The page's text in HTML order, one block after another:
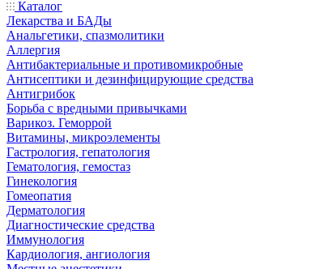
Каталог
Лекарства и БАДы
Анальгетики, спазмолитики
Аллергия
Антибактериальные и противомикробные
Антисептики и дезинфицирующие средства
Антигрибок
Борьба с вредными привычками
Варикоз. Геморрой
Витамины, микроэлементы
Гастрология, гепатология
Гематология, гемостаз
Гинекология
Гомеопатия
Дерматология
Диагностические средства
Иммунология
Кардиология, ангиология